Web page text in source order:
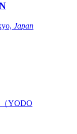
Japan
YODO